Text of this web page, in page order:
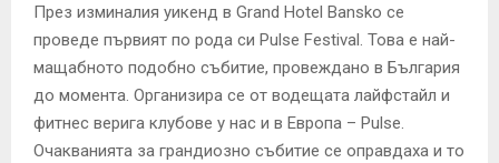
През изминалия уикенд в Grand Hotel Bansko се
проведе първият по рода си Pulse Festival. Това е най-
мащабното подобно събитие, провеждано в България
до момента. Организира се от водещата лайфстайл и
фитнес верига клубове у нас и в Европа – Pulse.
Очакванията за грандиозно събитие се оправдаха и то